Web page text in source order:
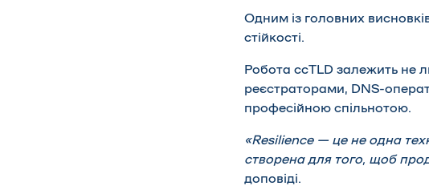
Одним із головних
стійкості.
Робота ccTLD залежить не
реєстраторами, DNS-
професійною спільнотою.
«Resilience — це не одна
створена для того, щоб
доповіді.